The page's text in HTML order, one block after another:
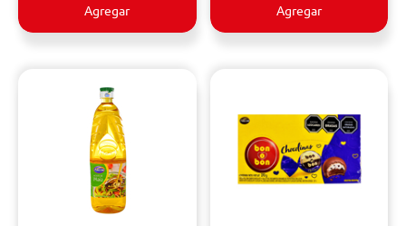
Agregar Agregar